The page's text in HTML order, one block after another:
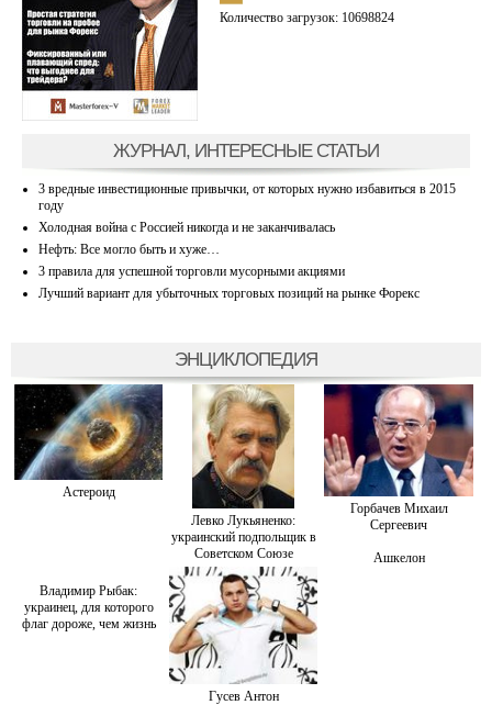
Количество загрузок: 10698824
ЖУРНАЛ, ИНТЕРЕСНЫЕ СТАТЬИ
3 вредные инвестиционные привычки, от которых нужно избавиться в 2015
году
Холодная война с Россией никогда и не заканчивалась
Нефть: Все могло быть и хуже…
3 правила для успешной торговли мусорными акциями
Лучший вариант для убыточных торговых позиций на рынке Форекс
ЭНЦИКЛОПЕДИЯ
Астероид
Левко Лукьяненко:
украинский подпольщик в
Советском Союзе
Горбачев Михаил
Сергеевич
Ашкелон
Владимир Рыбак:
украинец, для которого
флаг дороже, чем жизнь
Гусев Антон